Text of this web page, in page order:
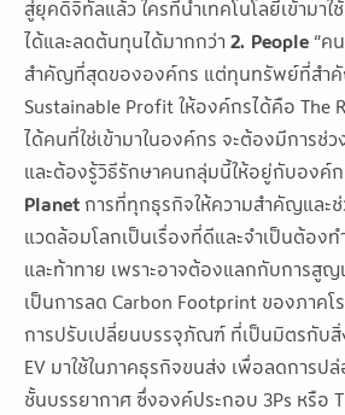
สู่ยุคดิจิทัลแล้ว ใครที่นำเทคโนโลยีเข้ามาใ
ได้และลดต้นทุนได้มากกว่า 2. People “ค
สำคัญที่สุดขององค์กร แต่ทุนทรัพย์ที่สำ
Sustainable Profit ให้องค์กรได้คือ The
ได้คนที่ใช่เข้ามาในองค์กร จะต้องมีการช่
และต้องรู้วิธีรักษาคนกลุ่มนี้ให้อยู่กับองค์
Planet การที่ทุกธุรกิจให้ความสำคัญและ
แวดล้อมโลกเป็นเรื่องที่ดีและจำเป็นต้อง
และท้าทาย เพราะอาจต้องแลกกับการสูญ
เป็นการลด Carbon Footprint ของภาคโ
การปรับเปลี่ยนบรรจุภัณฑ์ ที่เป็นมิตรกับ
EV มาใช้ในภาคธุรกิจขนส่ง เพื่อลดการป
ชั้นบรรยากาศ ซึ่งองค์ประกอบ 3Ps หรือ